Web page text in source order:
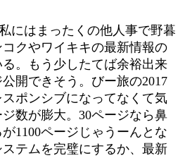
にはまったくの他人事で野暮
クやワイキキの最新情報の
。もう少したてば余裕出来
開できそう。びー旅の2017
ポンシブになってなくて気
数が膨大。30ページなら鼻
1100ページじゃうーんとな
テムを完璧にするか、最新